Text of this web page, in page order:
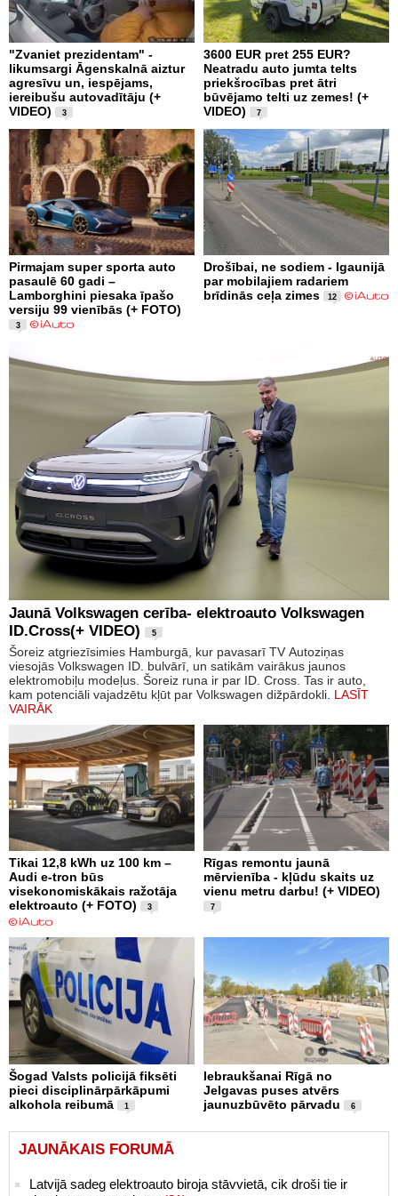
"Zvaniet prezidentam" -
likumsargi Āgenskalnā aiztur
agresīvu un, iespējams,
iereibušu autovadītāju (+
VIDEO)
3
3600 EUR pret 255 EUR?
Neatradu auto jumta telts
priekšrocības pret ātri
būvējamo telti uz zemes! (+
VIDEO)
7
Pirmajam super sporta auto
pasaulē 60 gadi –
Lamborghini piesaka īpašo
versiju 99 vienībās (+ FOTO)
3
Drošībai, ne sodiem - Igaunijā
par mobilajiem radariem
brīdinās ceļa zimes
12
Jaunā Volkswagen cerība- elektroauto Volkswagen
ID.Cross(+ VIDEO)
5
Šoreiz atgriezīsimies Hamburgā, kur pavasarī TV Autoziņas
viesojās Volkswagen ID. bulvārī, un satikām vairākus jaunos
elektromobiļu modeļus. Šoreiz runa ir par ID. Cross. Tas ir auto,
kam potenciāli vajadzētu kļūt par Volkswagen dižpārdokli. LASĪT
VAIRĀK
Tikai 12,8 kWh uz 100 km –
Audi e-tron būs
visekonomiskākais ražotāja
elektroauto (+ FOTO)
3
Rīgas remontu jaunā
mērvienība - kļūdu skaits uz
vienu metru darbu! (+ VIDEO)
7
Šogad Valsts policijā fiksēti
pieci disciplinārpārkāpumi
alkohola reibumā
1
Iebraukšanai Rīgā no
Jelgavas puses atvērs
jaunuzbūvēto pārvadu
6
JAUNĀKAIS FORUMĀ
Latvijā sadeg elektroauto biroja stāvvietā, cik droši tie ir